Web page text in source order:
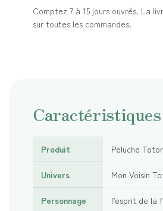
Comptez 7 à 15 jours ouvrés. La
sur toutes les commandes.
Caractéristiques
Produit Peluche
Univers Mon Voisin
Personnage l’esprit de la